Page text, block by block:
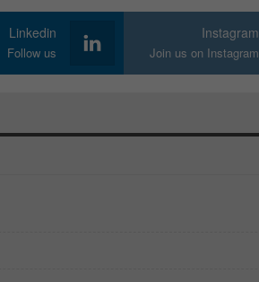
Instagram
Join us on Instagram
Linkedin
Follow us